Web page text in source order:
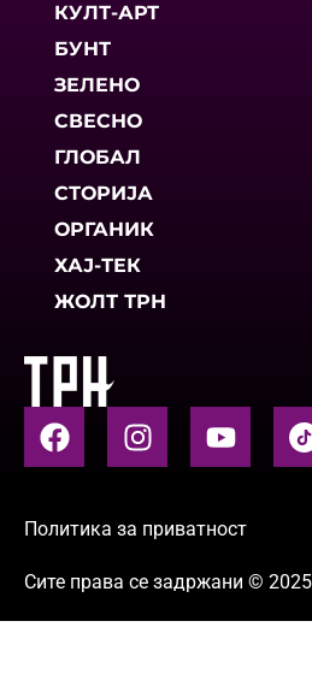
КУЛТ-АРТ
БУНТ
ЗЕЛЕНО
СВЕСНО
ГЛОБАЛ
СТОРИЈА
ОРГАНИК
ХАЈ-ТЕК
ЖОЛТ ТРН
Политика за приватност
Сите права се задржани ©